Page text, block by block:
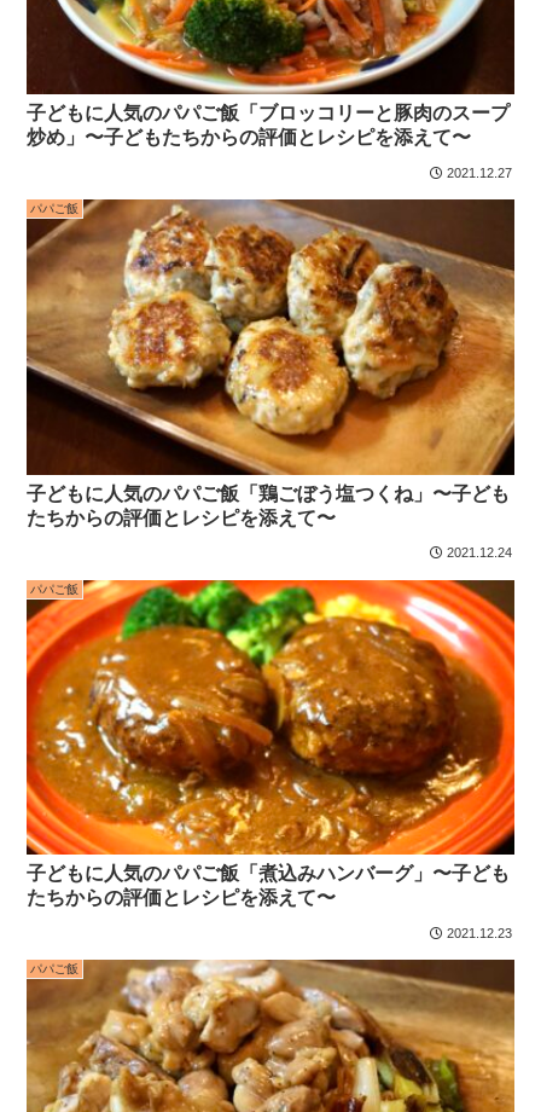
子どもに人気のパパご飯「ブロッコリーと豚肉のスープ
炒め」〜子どもたちからの評価とレシピを添えて〜
2021.12.27
パパご飯
子どもに人気のパパご飯「鶏ごぼう塩つくね」〜子ども
たちからの評価とレシピを添えて〜
2021.12.24
パパご飯
子どもに人気のパパご飯「煮込みハンバーグ」〜子ども
たちからの評価とレシピを添えて〜
2021.12.23
パパご飯